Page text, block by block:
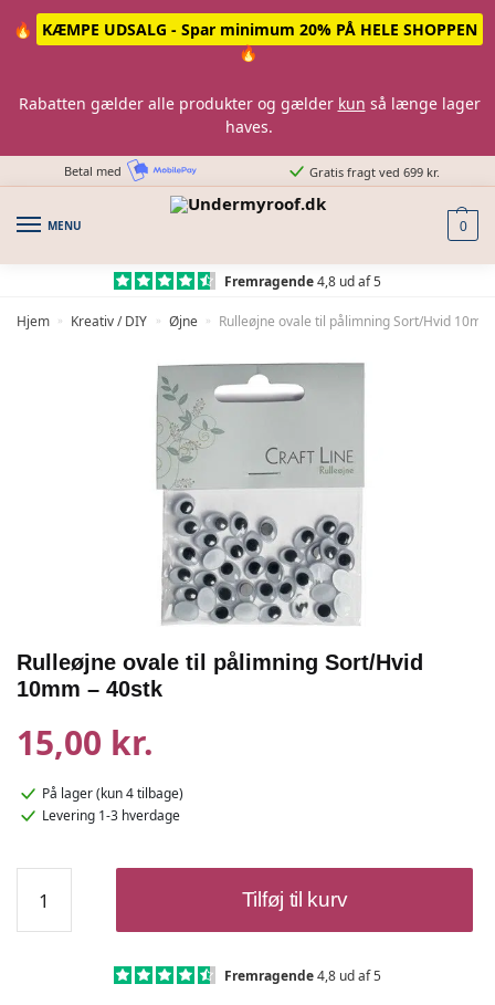
🔥
KÆMPE UDSALG - Spar minimum 20% PÅ HELE SHOPPEN
🔥
Rabatten gælder alle produkter og gælder kun så længe lager
haves.
Betal med Gratis fragt ved 699 kr.
MENU 0
Fremragende4,8 ud af 5
Hjem » Kreativ / DIY » Øjne » Rulleøjne ovale til pålimning Sort/Hvid
Rulleøjne ovale til pålimning Sort/Hvid
10mm – 40stk
15,00 kr.
På lager(kun 4 tilbage)
Levering 1-3 hverdage
ovale
til
Tilføj til kurv
Fremragende4,8 ud af 5